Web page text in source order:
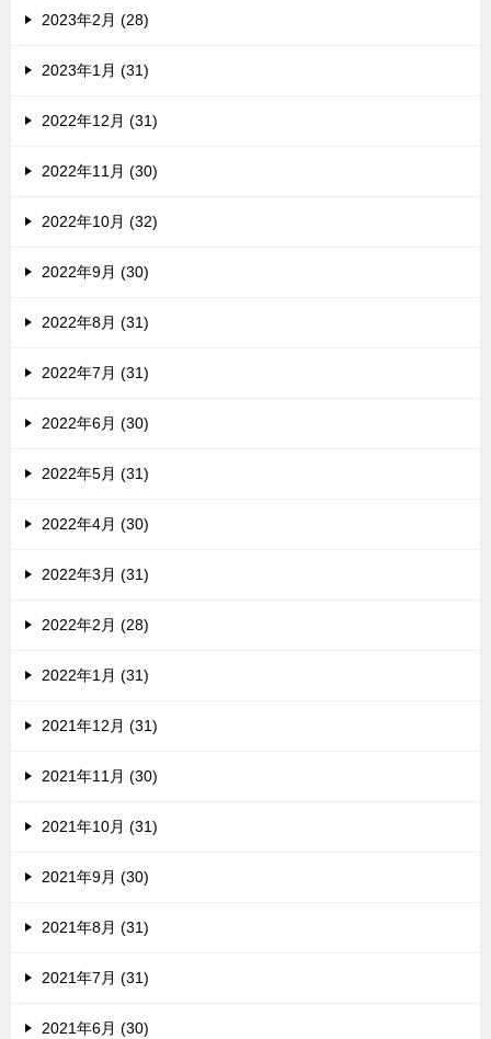
2023年2月 (28)
2023年1月 (31)
2022年12月 (31)
2022年11月 (30)
2022年10月 (32)
2022年9月 (30)
2022年8月 (31)
2022年7月 (31)
2022年6月 (30)
2022年5月 (31)
2022年4月 (30)
2022年3月 (31)
2022年2月 (28)
2022年1月 (31)
2021年12月 (31)
2021年11月 (30)
2021年10月 (31)
2021年9月 (30)
2021年8月 (31)
2021年7月 (31)
2021年6月 (30)